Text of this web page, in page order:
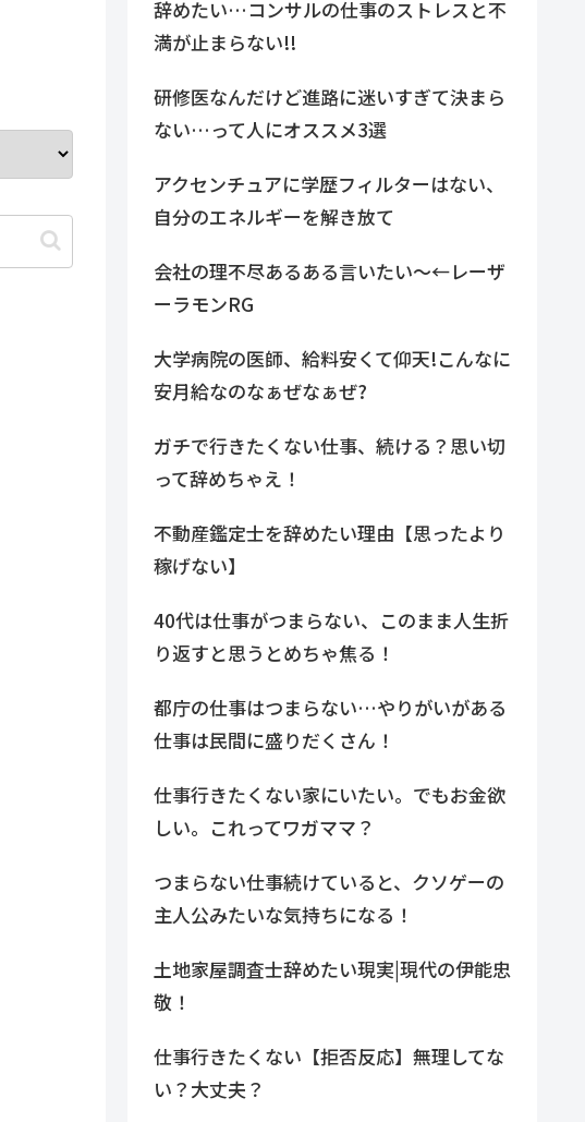
辞めたい…コンサルの仕事のストレスと不
満が止まらない!!
研修医なんだけど進路に迷いすぎて決まら
ない…って人にオススメ3選
アクセンチュアに学歴フィルターはない、
自分のエネルギーを解き放て
会社の理不尽あるある言いたい～←レーザ
ーラモンRG
大学病院の医師、給料安くて仰天!こんなに
安月給なのなぁぜなぁぜ?
ガチで行きたくない仕事、続ける？思い切
って辞めちゃえ！
不動産鑑定士を辞めたい理由【思ったより
稼げない】
40代は仕事がつまらない、このまま人生折
り返すと思うとめちゃ焦る！
都庁の仕事はつまらない…やりがいがある
仕事は民間に盛りだくさん！
仕事行きたくない家にいたい。でもお金欲
しい。これってワガママ？
つまらない仕事続けていると、クソゲーの
主人公みたいな気持ちになる！
土地家屋調査士辞めたい現実|現代の伊能忠
敬！
仕事行きたくない【拒否反応】無理してな
い？大丈夫？